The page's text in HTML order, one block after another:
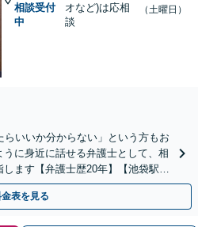
相談受付
中
オなど)は応相
談
（土曜日）
らいいか分からない」という方もお
に身近に話せる弁護士として、相
ます【弁護士歴20年】【池袋駅5
表を見る